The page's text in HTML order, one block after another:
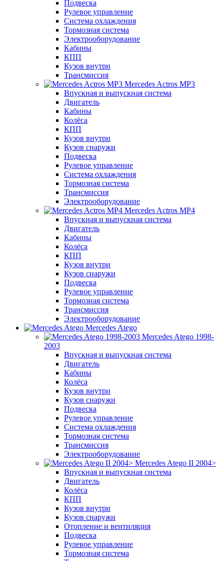
Подвеска
Рулевое управление
Система охлаждения
Тормозная система
Электрооборудование
Кабины
КПП
Кузов внутри
Трансмиссия
Mercedes Actros MP3
Впускная и выпускная система
Двигатель
Кабины
Колёса
КПП
Кузов внутри
Кузов снаружи
Подвеска
Рулевое управление
Система охлаждения
Тормозная система
Трансмиссия
Электрооборудование
Mercedes Actros MP4
Впускная и выпускная система
Двигатель
Кабины
Колёса
КПП
Кузов внутри
Кузов снаружи
Подвеска
Рулевое управление
Тормозная система
Трансмиссия
Электрооборудование
Mercedes Atego
Mercedes Atego 1998-
2003
Впускная и выпускная система
Двигатель
Кабины
Колёса
Кузов внутри
Кузов снаружи
Подвеска
Рулевое управление
Система охлаждения
Тормозная система
Трансмиссия
Электрооборудование
Mercedes Atego II 2004>
Впускная и выпускная система
Двигатель
Колёса
КПП
Кузов внутри
Кузов снаружи
Отопление и вентиляция
Подвеска
Рулевое управление
Тормозная система